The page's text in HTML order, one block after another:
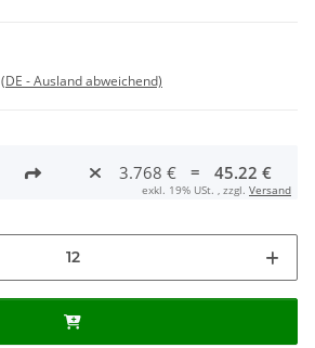
(DE - Ausland abweichend)
3.768 € = 45.22 €
exkl. 19% USt. , zzgl. Versand